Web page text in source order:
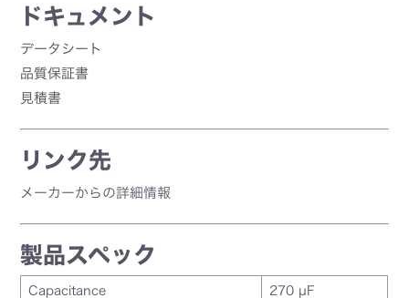
ドキュメント
データシート
品質保証書
見積書
リンク先
メーカーからの詳細情報
製品スペック
Capacitance 270 µF